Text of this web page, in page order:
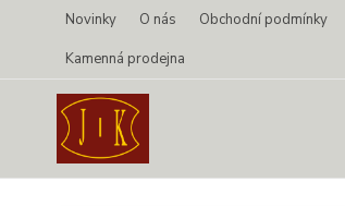
Novinky O nás Obchodní podmínky
Kamenná prodejna